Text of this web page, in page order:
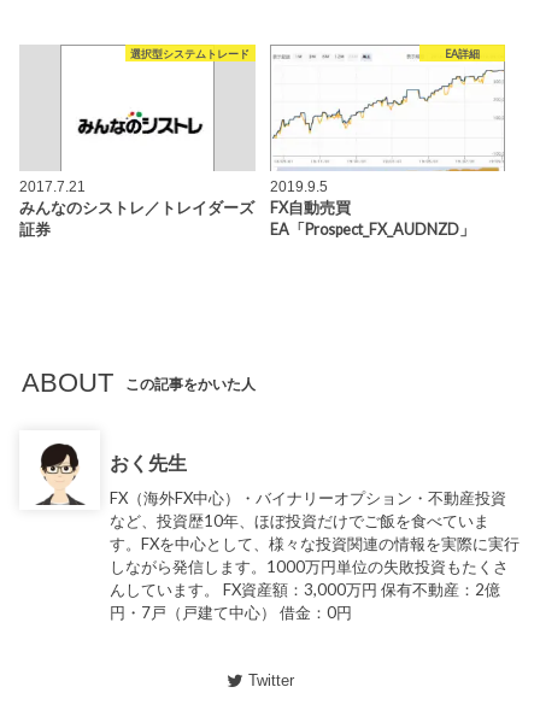
選択型システムトレード
2017.7.21
みんなのシストレ／トレイダーズ
証券
EA詳細
2019.9.5
FX自動売買
EA「Prospect_FX_AUDNZD」
ABOUT この記事をかいた人
おく先生
FX（海外FX中心）・バイナリーオプション・不動産投資
など、投資歴10年、ほぼ投資だけでご飯を食べていま
す。FXを中心として、様々な投資関連の情報を実際に実行
しながら発信します。1000万円単位の失敗投資もたくさ
んしています。 FX資産額：3,000万円 保有不動産：2億
円・7戸（戸建て中心） 借金：0円
Twitter